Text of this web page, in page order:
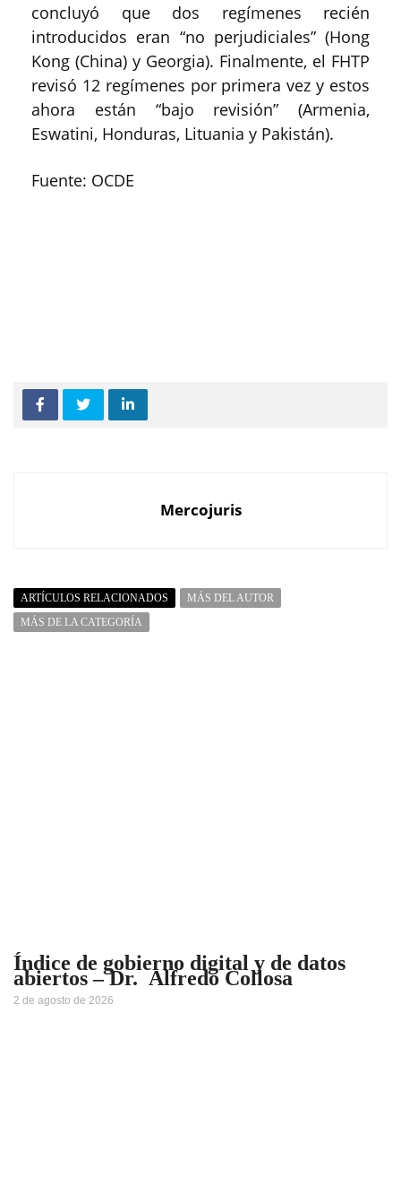
concluyó que dos regímenes recién
introducidos eran “no perjudiciales” (Hong
Kong (China) y Georgia). Finalmente, el FHTP
revisó 12 regímenes por primera vez y estos
ahora están “bajo revisión” (Armenia,
Eswatini, Honduras, Lituania y Pakistán).
Fuente: OCDE
Mercojuris
ARTÍCULOS RELACIONADOS
MÁS DEL AUTOR
MÁS DE LA CATEGORÍA
Índice de gobierno digital y de datos
abiertos – Dr. Alfredo Collosa
2 de agosto de 2026